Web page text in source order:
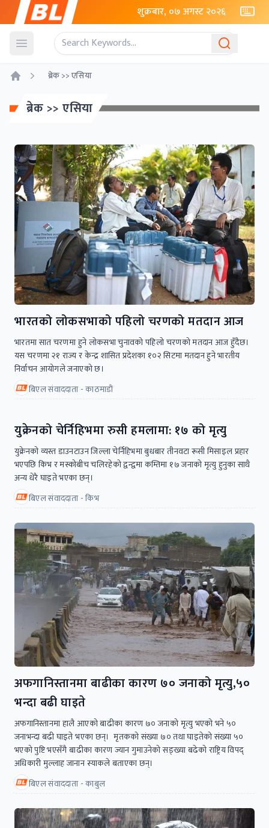
शुक्रबार, ०७ अगस्ट २०२६
Open menu
ब्रेक >> एसिया
ब्रेक >> एसिया
भारतको लोकसभाको पहिलो चरणको मतदान आज
भारतमा सात चरणमा हुने लोकसभा चुनावको पहिलो चरणको मतदान आज हुँदैछ।
यस चरणमा २१ राज्य र केन्द्र शासित प्रदेशका १०२ सिटमा मतदान हुने भारतीय
निर्वाचन आयोगले जनाएको छ।
बिएल संवाददाता - काठमाडाैं
युक्रेनको चेर्निहिभमा रुसी हमलामा: १७ को मृत्यु
युक्रेनको व्यस्त डाउनटाउन जिल्ला चेर्निहिभमा बुधबार तीनवटा रूसी मिसाइल प्रहार
भएपछि किभ र मस्कोबीच चलिरहेको द्वन्द्वमा कम्तिमा १७ जनाको मृत्यु हुनुका साथै
अन्य धेरै घाइते भएका छन्।
बिएल संवाददाता - किभ
अफगानिस्तानमा बाढीका कारण ७० जनाको मृत्यु,५०
भन्दा बढी घाइते
अफगानिस्तानमा हालै आएको बाढीका कारण ७० जनाको मृत्यु भएको भने ५०
जनाभन्दा बढी घाइते भएका छन्। मृतकको संख्या ७० तथा घाइतेको संख्या ५०
भएको पुष्टि भएसँगै बाढीका कारण ज्यान गुमाउनेको सङ्ख्या बढेको राष्ट्रिय विपद्
अधिकारी मुल्लाह जानान स्याकले बताएका छन्।
बिएल संवाददाता - काबुल